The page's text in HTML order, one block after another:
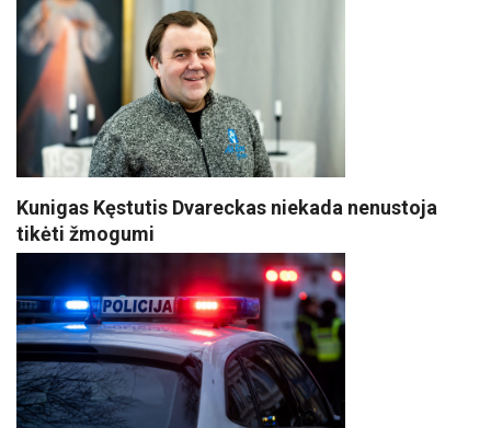
Kunigas Kęstutis Dvareckas niekada nenustoja
tikėti žmogumi